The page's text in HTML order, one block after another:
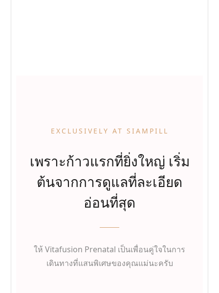
EXCLUSIVELY AT SIAMPILL
เพราะก้าวแรกที่ยิ่งใหญ่ เริ่ม
ต้นจากการดูแลที่ละเอียด
อ่อนที่สุด
ให้ Vitafusion Prenatal เป็นเพื่อนคู่ใจในการ
เดินทางที่แสนพิเศษของคุณแม่นะครับ